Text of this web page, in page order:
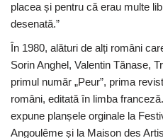
placea și pentru că erau multe
desenată.”
În 1980, alături de alți români
Sorin Anghel, Valentin Tănase,
primul număr „Peur”, prima
români, editată în limba
expune planșele orginale la
Angoulême și la Maison des